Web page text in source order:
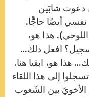
آب/أغسطس 2023. لقد دعوت شابَين
نفسي أيضًا حاجًّا.
هذا هو،
افعل ذلك…
هذا هو، ابقيا هنا.
إلى هذا اللقاء
الأخويّ بين الشّعوب